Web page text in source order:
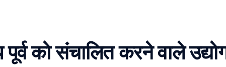
को संचालित करने वाले